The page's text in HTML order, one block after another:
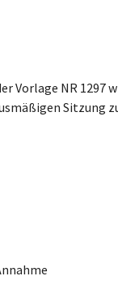
Vorlage NR 1297
Sitzung